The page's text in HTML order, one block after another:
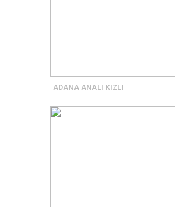
ADANA ANALI KIZLI